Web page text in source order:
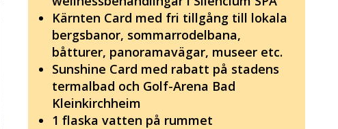
Kärnten Card med fri tillgång till lokala
bergsbanor, sommarrodelbana,
båtturer, panoramavägar, museer etc.
Sunshine Card med rabatt på stadens
termalbad och Golf-Arena Bad
Kleinkirchheim
1 flaska vatten på rummet